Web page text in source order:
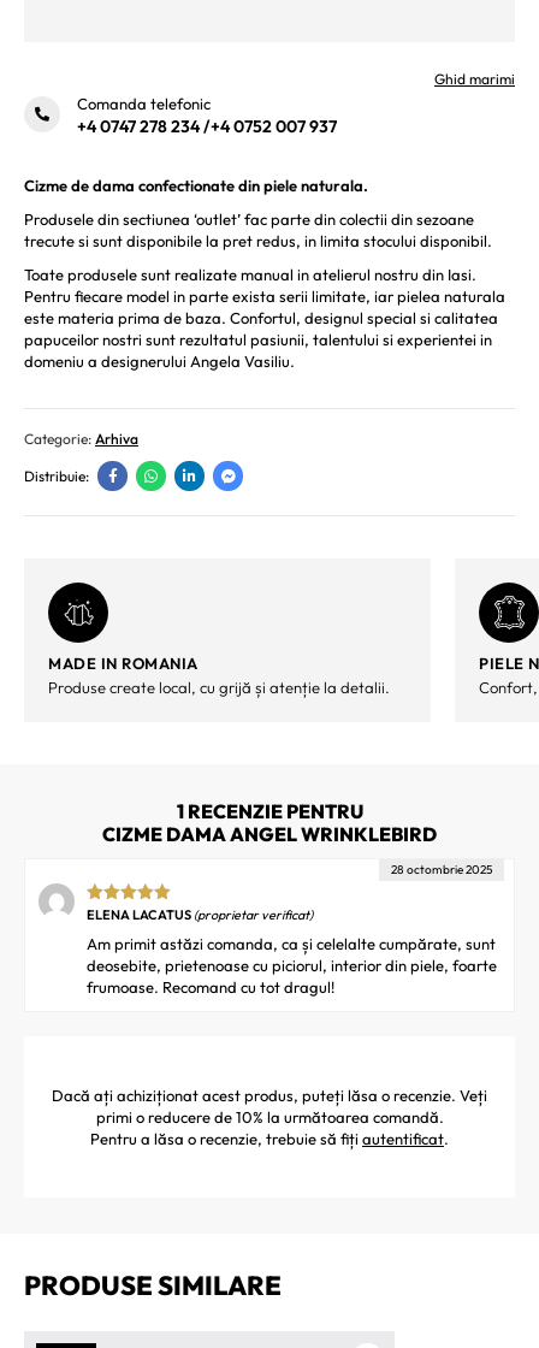
Ghid marimi
Comanda telefonic
+4 0747 278 234/+4 0752 007 937
Cizme de dama confectionate din piele naturala.
Produsele din sectiunea ‘outlet’ fac parte din colectii din sezoane
trecute si sunt disponibile la pret redus, in limita stocului disponibil.
Toate produsele sunt realizate manual in atelierul nostru din Iasi.
Pentru fiecare model in parte exista serii limitate, iar pielea naturala
este materia prima de baza. Confortul, designul special si calitatea
papuceilor nostri sunt rezultatul pasiunii, talentului si experientei in
domeniu a designerului Angela Vasiliu.
Categorie: Arhiva
Distribuie:
MADE IN ROMANIA
Produse create local, cu grijă și atenție la detalii.
PIELE
1 RECENZIE PENTRU
CIZME DAMA ANGEL WRINKLEBIRD
Evaluat la5
ELENA LACATUS (proprietar verificat)
28 octombrie 2025
Am primit astăzi comanda, ca și celelalte cumpărate, sunt
deosebite, prietenoase cu piciorul, interior din piele, foarte
frumoase. Recomand cu tot dragul!
Dacă ați achiziționat acest produs, puteți lăsa o recenzie. Veți
primi o reducere de 10% la următoarea comandă.
Pentru a lăsa o recenzie, trebuie să fiți autentificat.
PRODUSE SIMILARE